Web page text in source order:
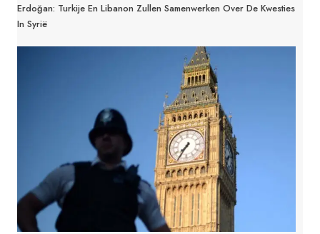
Erdoğan: Turkije En Libanon Zullen Samenwerken Over De Kwesties
In Syrië